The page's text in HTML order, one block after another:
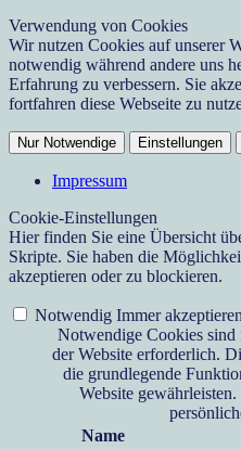
Verwendung von Cookies
Wir nutzen Cookies auf unserer
notwendig während andere uns
Erfahrung zu verbessern. Sie
fortfahren diese Webseite zu
Nur Notwendige Einstellungen
Impressum
Cookie-Einstellungen
Hier finden Sie eine Übersicht
Skripte. Sie haben die
akzeptieren oder zu blockieren.
Notwendig Immer akzeptieren
Notwendige Cookies sind
der Website erforderlich.
die grundlegende
Website
Name